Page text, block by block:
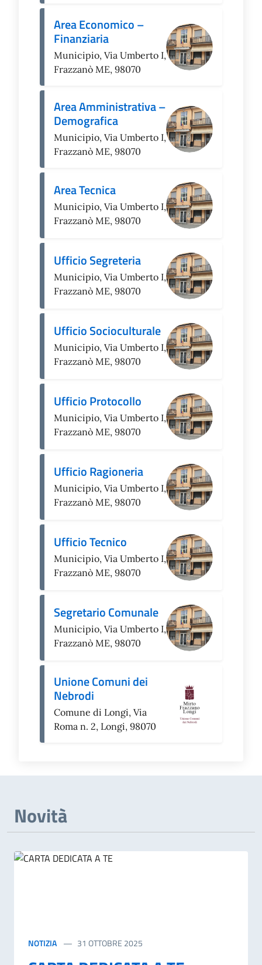
Area Economico –
Finanziaria
Municipio, Via Umberto I,
Frazzanò ME, 98070
Area Amministrativa –
Demografica
Municipio, Via Umberto I,
Frazzanò ME, 98070
Area Tecnica
Municipio, Via Umberto I,
Frazzanò ME, 98070
Ufficio Segreteria
Municipio, Via Umberto I,
Frazzanò ME, 98070
Ufficio Socioculturale
Municipio, Via Umberto I,
Frazzanò ME, 98070
Ufficio Protocollo
Municipio, Via Umberto I,
Frazzanò ME, 98070
Ufficio Ragioneria
Municipio, Via Umberto I,
Frazzanò ME, 98070
Ufficio Tecnico
Municipio, Via Umberto I,
Frazzanò ME, 98070
Segretario Comunale
Municipio, Via Umberto I,
Frazzanò ME, 98070
Unione Comuni dei
Nebrodi
Comune di Longi, Via
Roma n. 2, Longi, 98070
Novità
NOTIZIA 31 OTTOBRE 2025